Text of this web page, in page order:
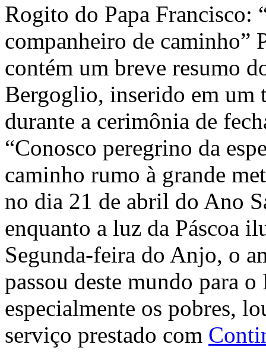
Rogito do Papa Francisco:
companheiro de caminho”
contém um breve resumo
Bergoglio, inserido em um
durante a cerimônia de
“Conosco peregrino da
caminho rumo à grande
no dia 21 de abril do Ano
enquanto a luz da Páscoa
Segunda-feira do Anjo, o
passou deste mundo para
especialmente os pobres,
serviço prestado com